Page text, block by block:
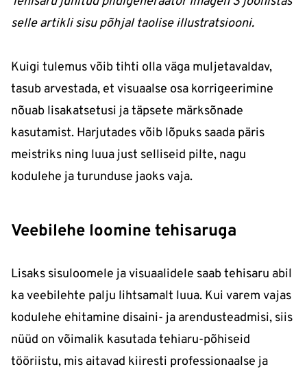
selle artikli sisu põhjal taolise illustratsiooni.
Kuigi tulemus võib tihti olla väga muljetavaldav,
tasub arvestada, et visuaalse osa korrigeerimine
nõuab lisakatsetusi ja täpsete märksõnade
kasutamist. Harjutades võib lõpuks saada päris
meistriks ning luua just selliseid pilte, nagu
kodulehe ja turunduse jaoks vaja.
Veebilehe loomine tehisaruga
Lisaks sisuloomele ja visuaalidele saab tehisaru abil
ka veebilehte palju lihtsamalt luua. Kui varem vajas
kodulehe ehitamine disaini- ja arendusteadmisi, siis
nüüd on võimalik kasutada tehiaru-põhiseid
tööriistu, mis aitavad kiiresti professionaalse ja